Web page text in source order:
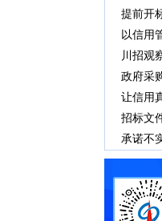
提前开
以信用
川招观
重塑招
政府采
建设
让信用
竞争的
招标文
承诺不